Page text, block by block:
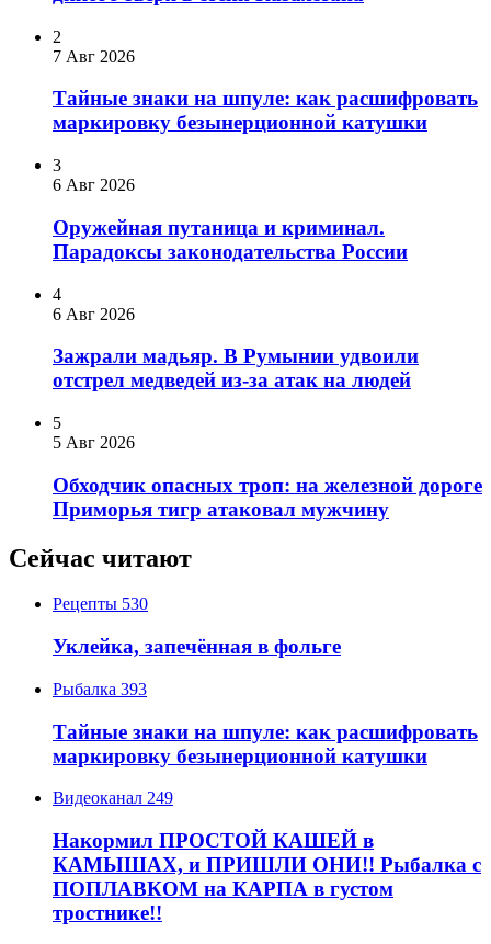
2
7 Авг 2026
Тайные знаки на шпуле: как расшифровать
маркировку безынерционной катушки
3
6 Авг 2026
Оружейная путаница и криминал.
Парадоксы законодательства России
4
6 Авг 2026
Зажрали мадьяр. В Румынии удвоили
отстрел медведей из-за атак на людей
5
5 Авг 2026
Обходчик опасных троп: на железной дороге
Приморья тигр атаковал мужчину
Сейчас читают
Рецепты 530
Уклейка, запечённая в фольге
Рыбалка 393
Тайные знаки на шпуле: как расшифровать
маркировку безынерционной катушки
Видеоканал 249
Накормил ПРОСТОЙ КАШЕЙ в
КАМЫШАХ, и ПРИШЛИ ОНИ!! Рыбалка с
ПОПЛАВКОМ на КАРПА в густом
тростнике!!